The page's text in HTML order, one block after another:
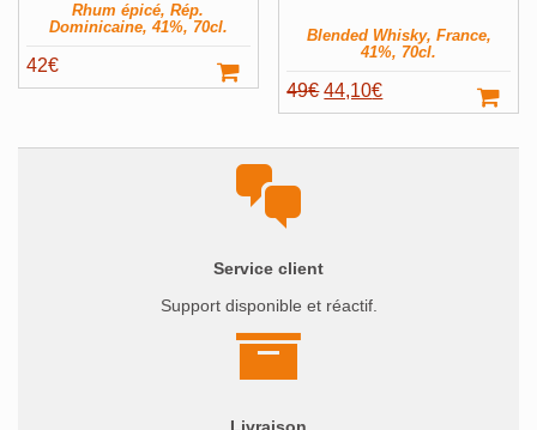
Producteur
Voir ▼
Filter
Rhum épicé, Rép.
Dominicaine, 41%, 70cl.
42€
Blended Whisky, France,
41%, 70cl.
49€ Le
prix
initial
44,10€Le
prix
actuel
Service client
Support disponible et réactif.